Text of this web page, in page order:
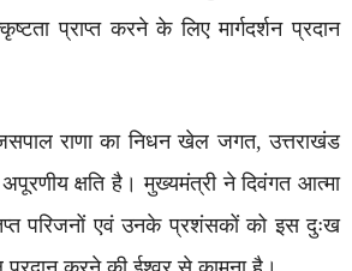
प्राप्त करने के लिए मार्गदर्शन प्रदान
राणा का निधन खेल जगत, उत्तराखंड
क्षति है। मुख्यमंत्री ने दिवंगत आत्मा
परिजनों एवं उनके प्रशंसकों को इस दुःख